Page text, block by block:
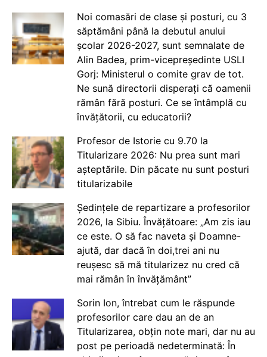
Noi comasări de clase și posturi, cu 3
săptămâni până la debutul anului
școlar 2026-2027, sunt semnalate de
Alin Badea, prim-vicepreședinte USLI
Gorj: Ministerul o comite grav de tot.
Ne sună directorii disperați că oamenii
rămân fără posturi. Ce se întâmplă cu
învățătorii, cu educatorii?
Profesor de Istorie cu 9.70 la
Titularizare 2026: Nu prea sunt mari
așteptările. Din păcate nu sunt posturi
titularizabile
Ședințele de repartizare a profesorilor
2026, la Sibiu. Învățătoare: „Am zis iau
ce este. O să fac naveta și Doamne-
ajută, dar dacă în doi,trei ani nu
reușesc să mă titularizez nu cred că
mai rămân în învățământ”
Sorin Ion, întrebat cum le răspunde
profesorilor care dau an de an
Titularizarea, obțin note mari, dar nu au
post pe perioadă nedeterminată: În